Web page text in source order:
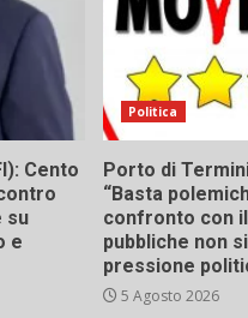
Cento
su
e
Politica
Porto di
“Basta
confronto con
pubbliche non
pressione
5 Agosto 2026